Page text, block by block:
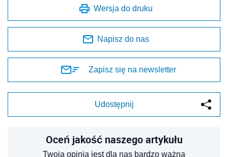
Wersja do druku
Napisz do nas
Zapisz się na newsletter
Udostępnij
Oceń jakość naszego artykułu
Twoja opinia jest dla nas bardzo ważna